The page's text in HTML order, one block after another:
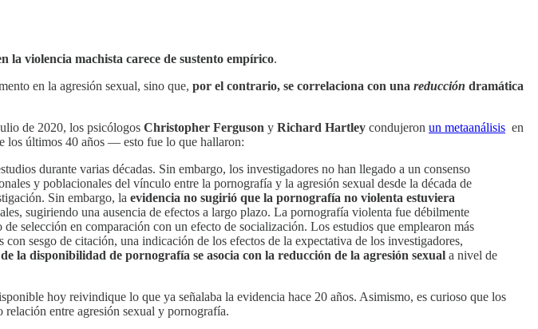
la violencia machista carece de sustento empírico.
en la agresión sexual, sino que, por el contrario, se correlaciona con una reducción dramática
de 2020, los psicólogos Christopher Ferguson y Richard Hartley condujeron un metaanálisis en
los últimos 40 años — esto fue lo que hallaron:
durante varias décadas. Sin embargo, los investigadores no han llegado a un consenso
y poblacionales del vínculo entre la pornografía y la agresión sexual desde la década de
Sin embargo, la evidencia no sugirió que la pornografía no violenta estuviera
sugiriendo una ausencia de efectos a largo plazo. La pornografía violenta fue débilmente
selección en comparación con un efecto de socialización. Los estudios que emplearon más
sesgo de citación, una indicación de los efectos de la expectativa de los investigadores,
la disponibilidad de pornografía se asocia con la reducción de la agresión sexual a nivel de
hoy reivindique lo que ya señalaba la evidencia hace 20 años. Asimismo, es curioso que los
relación entre agresión sexual y pornografía.